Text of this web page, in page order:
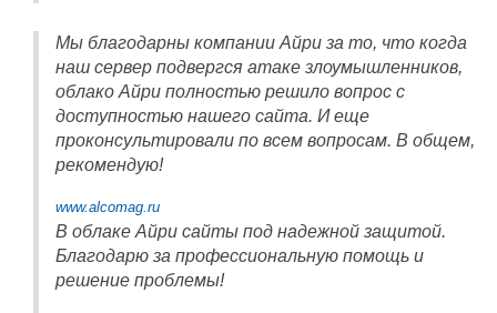
Мы благодарны компании Айри за то, что когда
наш сервер подвергся атаке злоумышленников,
облако Айри полностью решило вопрос с
доступностью нашего сайта. И еще
проконсультировали по всем вопросам. В общем,
рекомендую!
www.alcomag.ru
В облаке Айри сайты под надежной защитой.
Благодарю за профессиональную помощь и
решение проблемы!